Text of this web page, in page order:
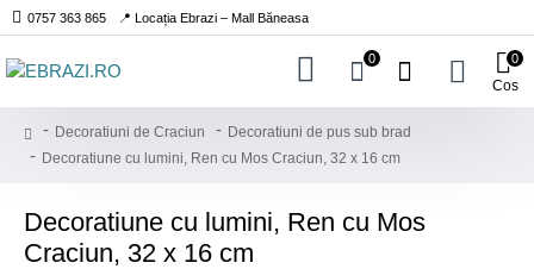
0757 363 865 📍 Locația Ebrazi – Mall Băneasa
0
Cos
0
Decoratiuni de Craciun
Decoratiuni de pus sub brad
Decoratiune cu lumini, Ren cu Mos Craciun, 32 x 16 cm
Decoratiune cu lumini, Ren cu Mos
Craciun, 32 x 16 cm